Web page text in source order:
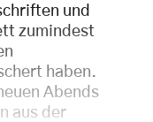
und
zumindest
haben.
Abends
aus der